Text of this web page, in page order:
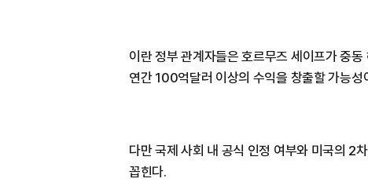
이란 정부 관계자들은 호르무즈 세이프가 중
연간 100억달러 이상의 수익을 창출할 가능성
다만 국제 사회 내 공식 인정 여부와 미국의 2
꼽힌다.